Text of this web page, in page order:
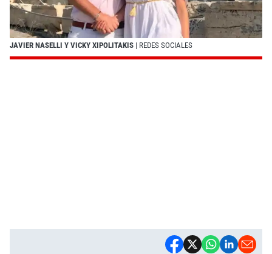
JAVIER NASELLI Y VICKY XIPOLITAKIS | REDES SOCIALES